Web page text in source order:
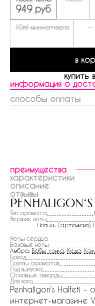
949 руб
10ml миниатюра -
в
купить
информация о
способы оплаты
преимущества
характеристики
описание
отзывы
Тип аромата
Верхние ноты
Полынь (артемизия),
Ноты сердца
Базовые ноты
Амбра, Бобы тонка Кедр
Бренд
Группы ароматов
Год выпуска
Основные аккорды
Для кого
Penhaligon‘s Halfeti
интернет-магазине